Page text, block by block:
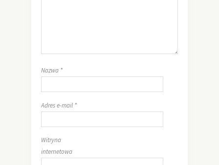
Nazwa *
Adres e-mail *
Witryna
internetowa